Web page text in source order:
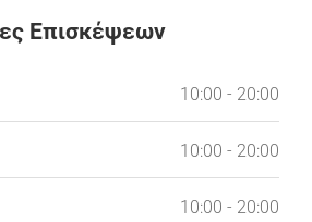
Επισκέψεων
10:00 - 20:00
10:00 - 20:00
10:00 - 20:00